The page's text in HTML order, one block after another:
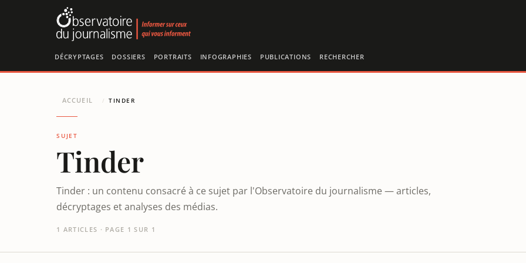
DÉCRYPTAGES DOSSIERS PORTRAITS INFOGRAPHIES PUBLICATIONS RECHERCHER
ACCUEIL / TINDER
SUJET
Tinder
Tinder : un contenu consacré à ce sujet par l'Observatoire du journalisme — articles,
décryptages et analyses des médias.
1 ARTICLES · PAGE 1 SUR 1
Panneau de gestion des cookies